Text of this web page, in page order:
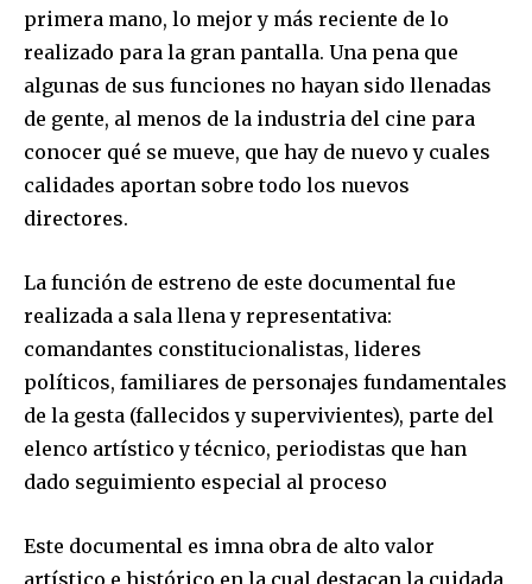
primera mano, lo mejor y más reciente de lo
realizado para la gran pantalla. Una pena que
algunas de sus funciones no hayan sido llenadas
de gente, al menos de la industria del cine para
conocer qué se mueve, que hay de nuevo y cuales
calidades aportan sobre todo los nuevos
directores.
La función de estreno de este documental fue
realizada a sala llena y representativa:
comandantes constitucionalistas, lideres
políticos, familiares de personajes fundamentales
de la gesta (fallecidos y supervivientes), parte del
elenco artístico y técnico, periodistas que han
dado seguimiento especial al proceso
Este documental es imna obra de alto valor